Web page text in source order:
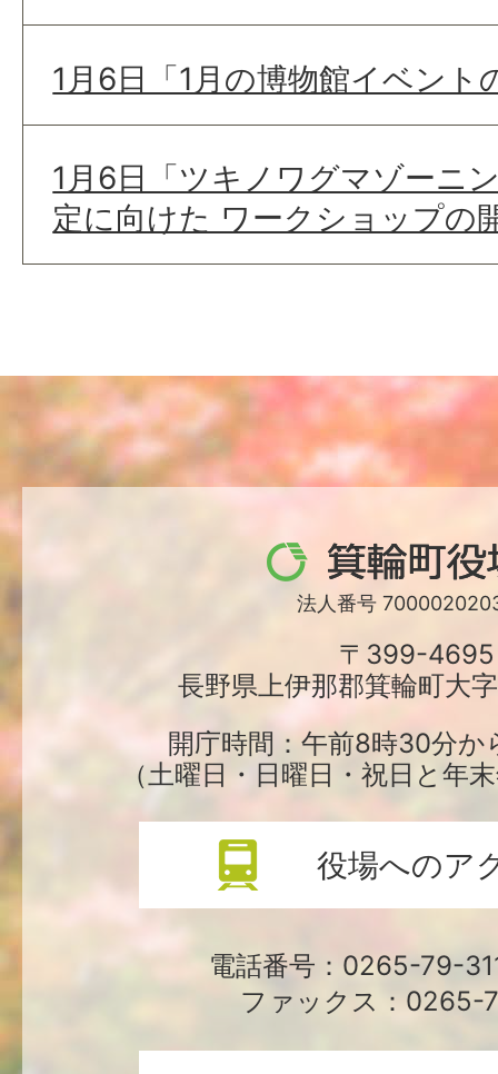
1月6日「1月の博物館イベント
1月6日「ツキノワグマゾーニ
定に向けた ワークショップの
箕
輪
役
場
法人番号
〒399-4695
長野県上伊那郡箕輪町大
開庁時間：午前8時30分か
（土曜日・日曜日・祝日と年
役場へのア
電話番号：0265-79-
ファックス：0265-